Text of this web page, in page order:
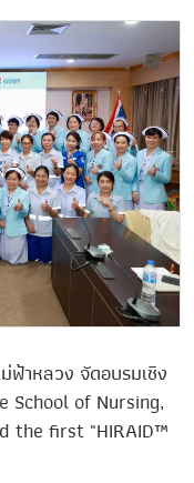
ฟ้าหลวง จัดอบรมเชิง
School of Nursing,
the first "HIRAID™